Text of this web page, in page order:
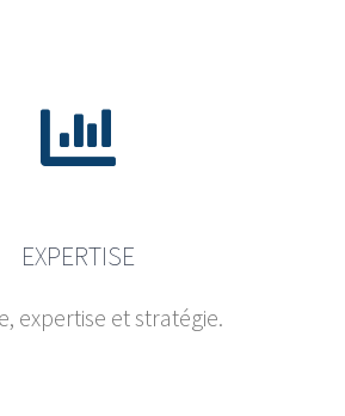
EXPERTISE
expertise et stratégie.